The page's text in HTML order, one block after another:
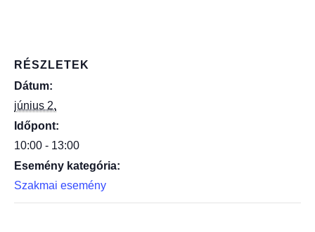
RÉSZLETEK
Dátum:
június 2.
Időpont:
10:00 - 13:00
Esemény kategória:
Szakmai esemény